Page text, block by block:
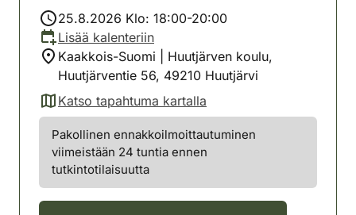
25.8.2026 Klo: 18:00-20:00
Lisää kalenteriin
Kaakkois-Suomi | Huutjärven koulu,
Huutjärventie 56, 49210 Huutjärvi
Katso tapahtuma kartalla
(avautuu uuteen välilehteen)
Pakollinen ennakkoilmoittautuminen
viimeistään 24 tuntia ennen
tutkintotilaisuutta